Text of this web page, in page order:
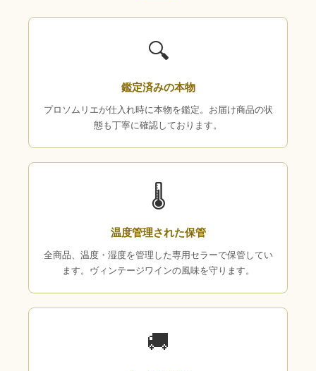
🔍
鑑定済みの本物
プロソムリエが仕入れ時に本物を鑑定。お届け商品の状
態も丁寧に確認しております。
🌡
温度管理された保管
全商品、温度・湿度を管理した専用セラーで保管してい
ます。ヴィンテージワインの風味を守ります。
🚚